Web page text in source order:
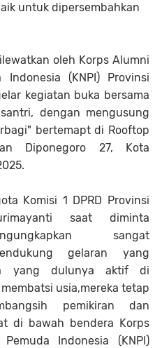
untuk dipersembahkan
oleh Korps Alumni
Indonesia (KNPI) Provinsi
kegiatan buka bersama
dengan mengusung
bertemapt di Rooftop
Diponegoro 27, Kota
Komisi 1 DPRD Provinsi
saat diminta
sangat
gelaran yang
yang dulunya aktif di
usia,mereka tetap
pemikiran dan
di bawah bendera Korps
Indonesia (KNPI)